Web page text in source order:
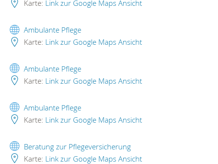
Karte: Link zur Google Maps Ansicht
Ambulante Pflege
Karte: Link zur Google Maps Ansicht
Ambulante Pflege
Karte: Link zur Google Maps Ansicht
Ambulante Pflege
Karte: Link zur Google Maps Ansicht
Beratung zur Pflegeversicherung
Karte: Link zur Google Maps Ansicht